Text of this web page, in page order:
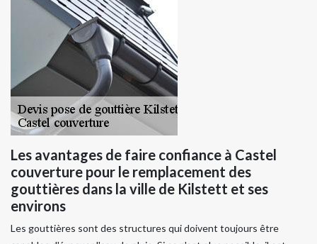
Les avantages de faire confiance à Castel
couverture pour le remplacement des
gouttières dans la ville de Kilstett et ses
environs
Les gouttières sont des structures qui doivent toujours être